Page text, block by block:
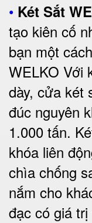
• Két Sắt
tạo kiên cố
bạn một
WELKO Với
dày, cửa két
đúc nguyên
1.000 tấn.
khóa liên
chìa chống
nắm cho
đạc có giá